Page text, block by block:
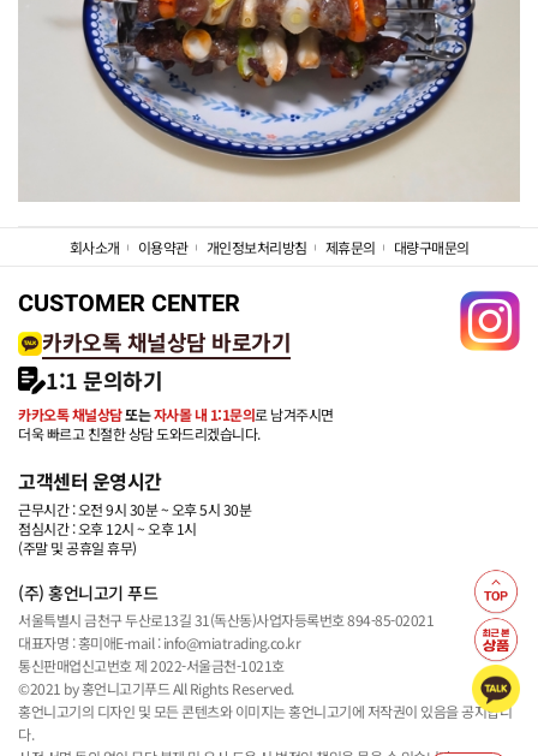
회사소개 이용약관 개인정보처리방침 제휴문의 대량구매문의
CUSTOMER CENTER
카카오톡 채널상담 바로가기
1:1 문의하기
카카오톡 채널상담또는자사몰 내 1:1문의로 남겨주시면
더욱 빠르고 친절한 상담 도와드리겠습니다.
고객센터 운영시간
근무시간 : 오전 9시 30분 ~ 오후 5시 30분
점심시간 : 오후 12시 ~ 오후 1시
(주말 및 공휴일 휴무)
(주) 홍언니고기 푸드
서울특별시 금천구 두산로13길 31(독산동)사업자등록번호 894-85-02021
대표자명 : 홍미애E-mail : info@miatrading.co.kr
통신판매업신고번호 제 2022-서울금천-1021호
©2021 by 홍언니고기푸드 All Rights Reserved.
홍언니고기의 디자인 및 모든 콘텐츠와 이미지는 홍언니고기에 저작권이 있음을 공지합니
다.